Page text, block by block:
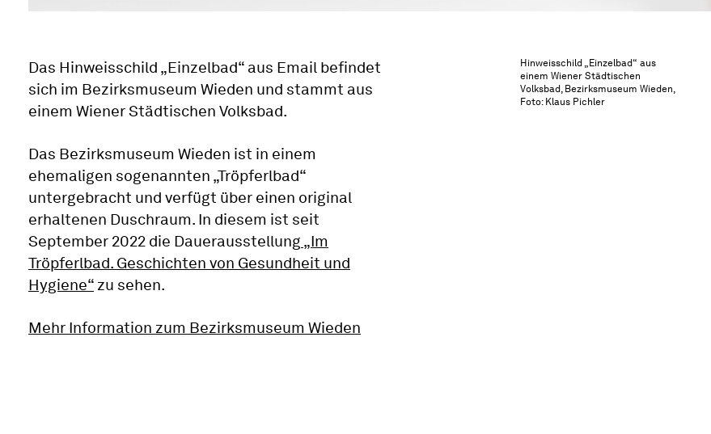
Hinweisschild „Einzelbad“ aus
einem Wiener Städtischen
Volksbad, Bezirksmuseum Wieden,
Foto: Klaus Pichler
Das Hinweisschild „Einzelbad“ aus Email befindet
sich im Bezirksmuseum Wieden und stammt aus
einem Wiener Städtischen Volksbad.
Das Bezirksmuseum Wieden ist in einem
ehemaligen sogenannten „Tröpferlbad“
untergebracht und verfügt über einen original
erhaltenen Duschraum. In diesem ist seit
September 2022 die Dauerausstellung „Im
Tröpferlbad. Geschichten von Gesundheit und
Hygiene“ zu sehen.
Mehr Information zum Bezirksmuseum Wieden